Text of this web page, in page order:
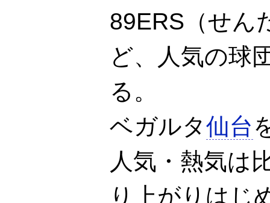
89ERS（せん
ど、人気の球
る。
ベガルタ仙台
人気・熱気は
り上がりはじ